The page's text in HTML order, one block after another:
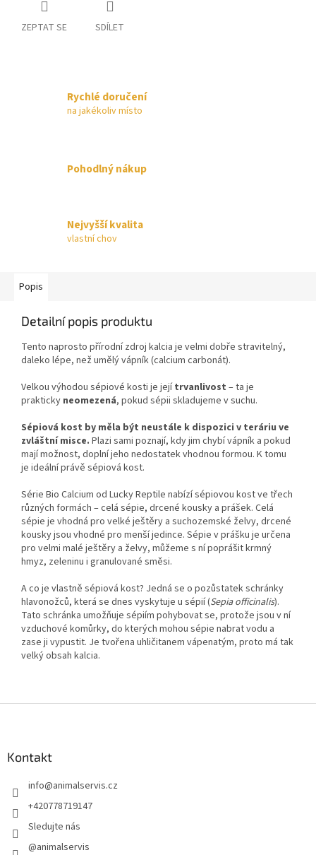
ZEPTAT SE SDÍLET
Rychlé doručení
na jakékoliv místo
Pohodlný nákup
Nejvyšší kvalita
vlastní chov
Popis
Detailní popis produktu
Tento naprosto přírodní zdroj kalcia je velmi dobře stravitelný,
daleko lépe, než umělý vápník (calcium carbonát).
Velkou výhodou sépiové kosti je její trvanlivost – ta je
prakticky neomezená, pokud sépii skladujeme v suchu.
Sépiová kost by měla být neustále k dispozici v teráriu ve
zvláštní misce. Plazi sami poznají, kdy jim chybí vápník a pokud
mají možnost, doplní jeho nedostatek vhodnou formou. K tomu
je ideální právě sépiová kost.
Série Bio Calcium od Lucky Reptile nabízí sépiovou kost ve třech
různých formách – celá sépie, drcené kousky a prášek. Celá
sépie je vhodná pro velké ještěry a suchozemské želvy, drcené
kousky jsou vhodné pro menší jedince. Sépie v prášku je určena
pro velmi malé ještěry a želvy, můžeme s ní poprášit krmný
hmyz, zeleninu i granulované smě­si.
A co je vlastně sépiová kost? Jedná se o pozůstatek schránky
hlavonožců, která se dnes vyskytuje u sépií (Sepia officinalis).
Tato schránka umožňuje sépiím pohybovat se, protože jsou v ní
vzduchové komůrky, do kterých mohou sépie nabrat vodu a
zase ji vypustit. Je tvořena uhličitanem vápenatým, proto má tak
velký obsah kalcia.
Kontakt
info@animalservis.cz
+420778719147
Sledujte nás
@animalservis